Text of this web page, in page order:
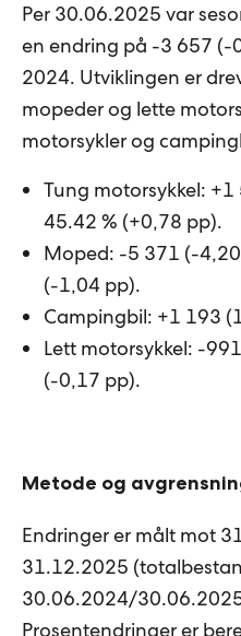
Per 30.06.2025 var
en endring på -3 657 (-
2024. Utviklingen er
mopeder og lette
motorsykler og
Tung motorsykkel:
45.42 % (+0,78 pp).
Moped: -5 371 (-
(-1,04 pp).
Campingbil: +1 193
Lett motorsykkel: -
(-0,17 pp).
Metode og
Endringer er målt mot
31.12.2025
30.06.2024/
Prosentendringer er